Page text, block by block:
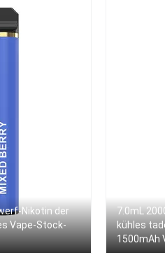
Nikotin der
Vape-Stock-
7.0mL
kühles
1500mAh